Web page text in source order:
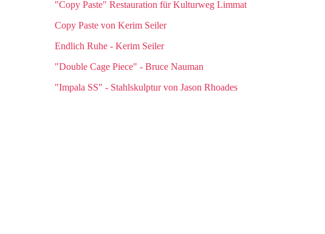
"Copy Paste" Restauration für Kulturweg Limmat
Copy Paste von Kerim Seiler
Endlich Ruhe - Kerim Seiler
"Double Cage Piece" - Bruce Nauman
"Impala SS" - Stahlskulptur von Jason Rhoades